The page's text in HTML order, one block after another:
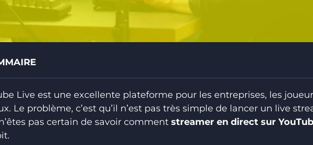
Live est une excellente plateforme pour les entreprises, les
Le problème, c’est qu’il n’est pas très simple de lancer un live
pas certain de savoir comment streamer en direct sur